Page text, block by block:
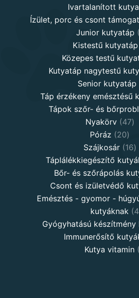
Ivartalanított
Ízület, porc és csont
Junior kutyatáp
Kistestű kutyatáp
Közepes testű
Kutyatáp nagytestű
Senior kutyatáp
Táp érzékeny emésztésű
Tápok szőr- és
Nyakörv 4747
Póráz 2020
Szájkosár 1616
Táplálékkiegészítő
Bőr- és szőrápolás
Csont és izületvédő
Emésztés - gyomor -
kutyáknak
4
Gyógyhatású
Immunerősítő
Kutya vitamin